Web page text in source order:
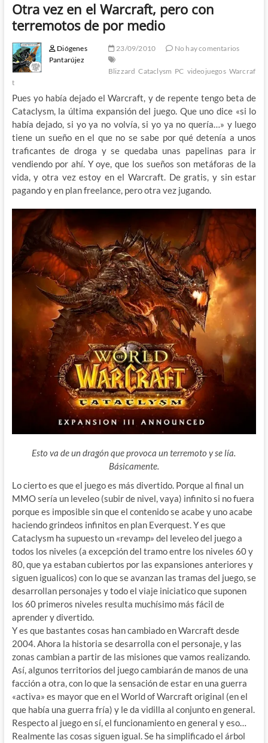
Otra vez en el Warcraft, pero con
terremotos de por medio
Diógenes
Pantarújez
23/09/2010 No hay comentarios
Blizzard Cataclysm PC videojuegos Warcraf
t
Pues yo había dejado el Warcraft, y de repente tengo beta de
Cataclysm, la última expansión del juego. Que uno dice «si lo
había dejado, si yo ya no volvía, si yo ya no quería…» y luego
tiene un sueño en el que no se sabe por qué detenía a unos
traficantes de droga y se quedaba unas papelinas para ir
vendiendo por ahí. Y oye, que los sueños son metáforas de la
vida, y otra vez estoy en el Warcraft. De gratis, y sin estar
pagando y en plan freelance, pero otra vez jugando.
Esto va de un dragón que provoca un terremoto y se lía.
Básicamente.
Lo cierto es que el juego es más divertido. Porque al final un
MMO sería un leveleo (subir de nivel, vaya) infinito si no fuera
porque es imposible sin que el contenido se acabe y uno acabe
haciendo grindeos infinitos en plan Everquest. Y es que
Cataclysm ha supuesto un «revamp» del leveleo del juego a
todos los niveles (a excepción del tramo entre los niveles 60 y
80, que ya estaban cubiertos por las expansiones anteriores y
siguen igualicos) con lo que se avanzan las tramas del juego, se
desarrollan personajes y todo el viaje iniciatico que suponen
los 60 primeros niveles resulta muchísimo más fácil de
aprender y divertido.
Y es que bastantes cosas han cambiado en Warcraft desde
2004. Ahora la historia se desarrolla con el personaje, y las
zonas cambian a partir de las misiones que vamos realizando.
Así, algunos territorios del juego cambiarán de manos de una
facción a otra, con lo que la sensación de estar en una guerra
«activa» es mayor que en el World of Warcraft original (en el
que había una guerra fría) y le da vidilla al conjunto en general.
Respecto al juego en sí, el funcionamiento en general y eso…
Realmente las cosas siguen igual. Se ha simplificado el árbol